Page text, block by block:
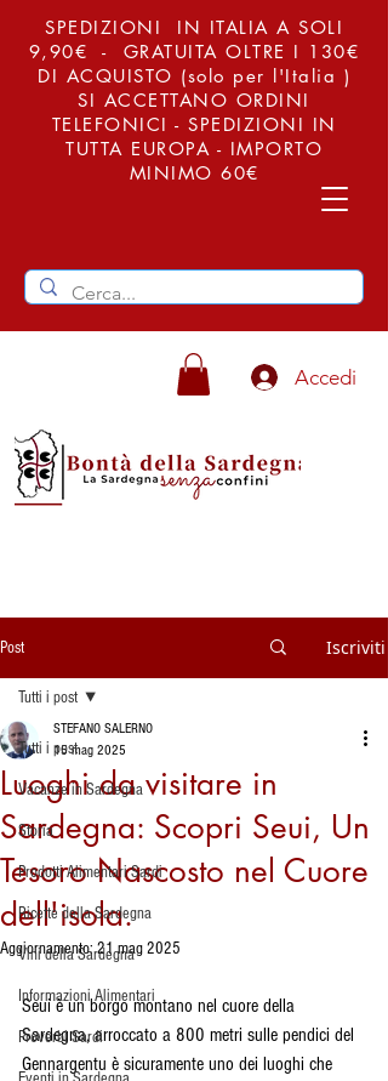
SPEDIZIONI IN ITALIA A SOLI
9,90€ - GRATUITA OLTRE I 130€
DI ACQUISTO (solo per l'Italia )
SI ACCETTANO ORDINI
TELEFONICI - SPEDIZIONI IN
TUTTA EUROPA - IMPORTO
MINIMO 60€
Accedi
Post Iscriviti
Tutti i post
Vacanze in Sardegna
Storia
Prodotti Alimentari Sardi
Ricette della Sardegna
Vini della Sardegna
Informazioni Alimentari
Proverbi Sardi
Tutti i post
Luoghi da visitare in
Sardegna: Scopri Seui, Un
Tesoro Nascosto nel Cuore
dell'isola.
STEFANO SALERNO
15 mag 2025
Aggiornamento:21 mag 2025
Seui è un borgo montano nel cuore della
Sardegna, arroccato a 800 metri sulle pendici del
Gennargentu è sicuramente uno dei luoghi che